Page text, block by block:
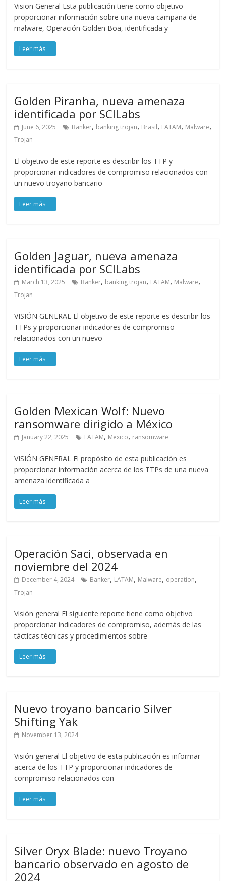
Vision General Esta publicación tiene como objetivo
proporcionar información sobre una nueva campaña de
malware, Operación Golden Boa, identificada y
Golden Piranha, nueva amenaza
identificada por SCILabs
June 6, 2025 Banker, banking trojan, Brasil, LATAM, Malware,
Trojan
El objetivo de este reporte es describir los TTP y
proporcionar indicadores de compromiso relacionados con
un nuevo troyano bancario
Golden Jaguar, nueva amenaza
identificada por SCILabs
March 13, 2025 Banker, banking trojan, LATAM, Malware,
Trojan
VISIÓN GENERAL El objetivo de este reporte es describir los
TTPs y proporcionar indicadores de compromiso
relacionados con un nuevo
Golden Mexican Wolf: Nuevo
ransomware dirigido a México
January 22, 2025 LATAM, Mexico, ransomware
VISIÓN GENERAL El propósito de esta publicación es
proporcionar información acerca de los TTPs de una nueva
amenaza identificada a
Operación Saci, observada en
noviembre del 2024
December 4, 2024 Banker, LATAM, Malware, operation,
Trojan
Visión general El siguiente reporte tiene como objetivo
proporcionar indicadores de compromiso, además de las
tácticas técnicas y procedimientos sobre
Nuevo troyano bancario Silver
Shifting Yak
November 13, 2024
Visión general El objetivo de esta publicación es informar
acerca de los TTP y proporcionar indicadores de
compromiso relacionados con
Silver Oryx Blade: nuevo Troyano
bancario observado en agosto de
2024